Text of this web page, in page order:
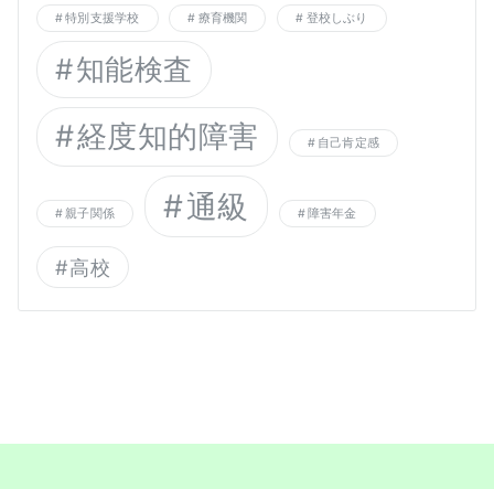
特別支援学校 療育機関 登校しぶり
知能検査
経度知的障害 自己肯定感
親子関係 通級 障害年金
高校